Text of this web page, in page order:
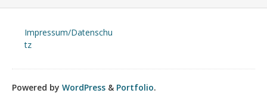
Impressum/Datenschu
tz
Powered by WordPress & Portfolio.